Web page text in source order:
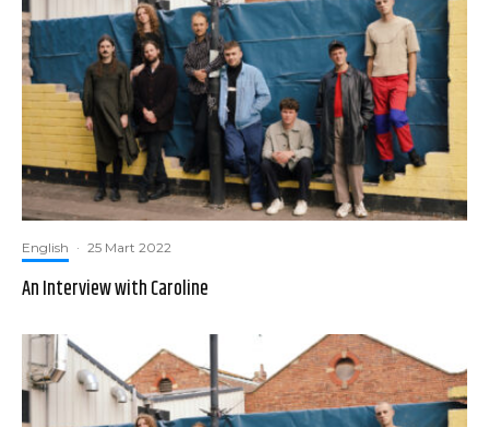
English · 25 Mart 2022
An Interview with Caroline